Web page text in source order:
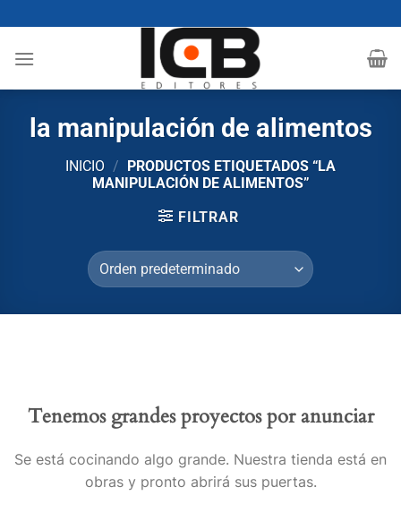
al
contenido
la manipulación de alimentos
INICIO /
PRODUCTOS ETIQUETADOS “LA
MANIPULACIÓN DE ALIMENTOS”
FILTRAR
Tenemos grandes proyectos por anunciar
Se está cocinando algo grande. Nuestra tienda está en
obras y pronto abrirá sus puertas.